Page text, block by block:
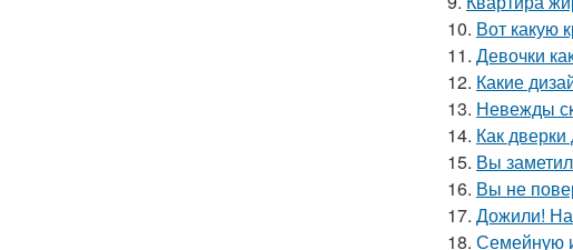
10. Вот какую
11. Девочки
12. Какие
13. Невежды
14. Как
15. Вы
16. Вы не
17. Дожили!
18. Семейную